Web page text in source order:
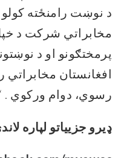
د نوښت رامنځته
مخابراتي شرکت د
پرمختګونو او د
افغانستان مخابراتي
رسوي، دوام ورکوي .
ډیرو جزییاتو لپاره